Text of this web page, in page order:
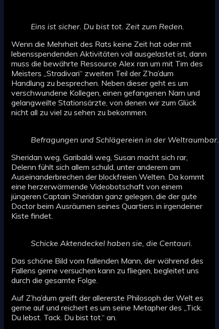
Eins ist sicher. Du bist tot. Zeit zum Reden.
Wenn die Mehrheit des Rats keine Zeit hat oder mit
lebensspendenden Aktivitäten voll ausgelastet ist, dann
muss die bewährte Ressource Alex ran um mit Tim des
Meisters „Stradivari“ zweiten Teil der Z’ha’dum
Handlung zu besprechen. Neben dieser geht es um
verschwundene Kollegen, einen gefangenen Narn und
gelangweilte Stationsärzte, von denen wir zum Glück
nicht all zu viel zu sehen zu bekommen.
Befragungen und Schlägereien in der Weltraumbar.
Sheridan weg, Garibaldi weg, Susan macht sich rar,
Delenn fühlt sich allem schuld, unter anderem am
Auseinanderbrechen der blockfreien Welten. Da kommt
eine herzerwärmende Videobotschaft von einem
jüngeren Captain Sheridan ganz gelegen, die der gute
Doctor beim Ausräumen seines Quartiers in irgendeiner
Kiste findet.
Schicke Aktendeckel haben sie, die Centauri.
Das schöne Bild vom fallenden Mann, der während des
Fallens gerne versuchen kann zu fliegen, begleitet uns
durch die gesamte Folge.
Auf Z’ha’dum greift der allererste Philosoph der Welt es
gerne auf und reichert es um seine Metapher des „Tick.
Du lebst. Tack. Du bist tot.“ an.